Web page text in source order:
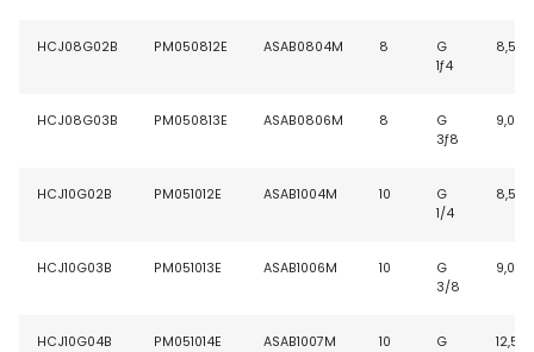
HCJ08G02B PM050812E ASAB0804M 8
G
1ƒ4
8,5
HCJ08G03B PM050813E ASAB0806M 8
G
3ƒ8
9,0
HCJ10G02B PM051012E ASAB1004M 10
G
1/4
8,5
HCJ10G03B PM051013E ASAB1006M 10
G
3/8
9,0
HCJ10G04B PM051014E ASAB1007M 10
G
12,5